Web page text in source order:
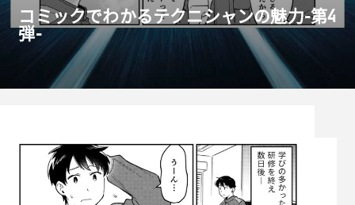
コミックでわかるテクニシャンの魅力-第4
弾-